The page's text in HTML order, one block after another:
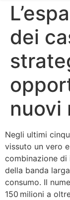
dei
nuovi
Negli ultimi
vissuto un vero
combinazione
della banda
consumo. Il
150 milioni a